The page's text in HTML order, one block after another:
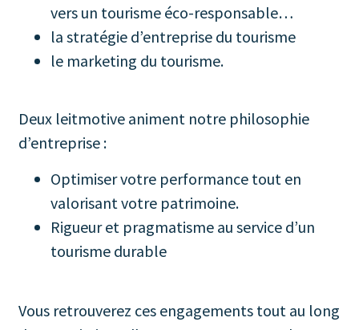
vers un tourisme éco-responsable…
la stratégie d’entreprise du tourisme
le marketing du tourisme.
Deux leitmotive animent notre philosophie
d’entreprise :
Optimiser votre performance tout en
valorisant votre patrimoine.
Rigueur et pragmatisme au service d’un
tourisme durable
Vous retrouverez ces engagements tout au long